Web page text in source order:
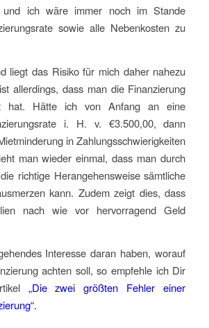
und ich wäre immer noch im Stande
sowie alle Nebenkosten zu
liegt das Risiko für mich daher nahezu
allerdings, dass man die Finanzierung
hat. Hätte ich von Anfang an eine
i. H. v. €3.500,00, dann
in Zahlungsschwierigkeiten
man wieder einmal, dass man durch
richtige Herangehensweise sämtliche
kann. Zudem zeigt dies, dass
nach wie vor hervorragend Geld
Interesse daran haben, worauf
achten soll, so empfehle ich Dir
„Die zwei größten Fehler einer
.